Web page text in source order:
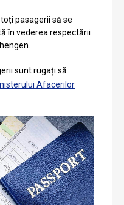
pasagerii să se
în vederea respectării
sunt rugați să
Afacerilor